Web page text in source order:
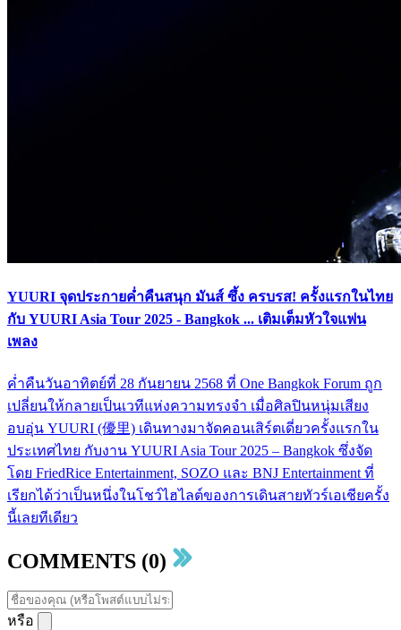
YUURI จุดประกายค่ำคืนสนุก มันส์ ซึ้ง ครบรส! ครั้งแรกในไทย
กับ YUURI Asia Tour 2025 - Bangkok ... เติมเต็มหัวใจแฟน
เพลง
ค่ำคืนวันอาทิตย์ที่ 28 กันยายน 2568 ที่ One Bangkok Forum ถูก
เปลี่ยนให้กลายเป็นเวทีแห่งความทรงจำ เมื่อศิลปินหนุ่มเสียง
อบอุ่น YUURI (優里) เดินทางมาจัดคอนเสิร์ตเดี่ยวครั้งแรกใน
ประเทศไทย กับงาน YUURI Asia Tour 2025 – Bangkok ซึ่งจัด
โดย FriedRice Entertainment, SOZO และ BNJ Entertainment ที่
เรียกได้ว่าเป็นหนึ่งในโชว์ไฮไลต์ของการเดินสายทัวร์เอเชียครั้ง
นี้เลยทีเดียว
COMMENTS (0)
หรือ